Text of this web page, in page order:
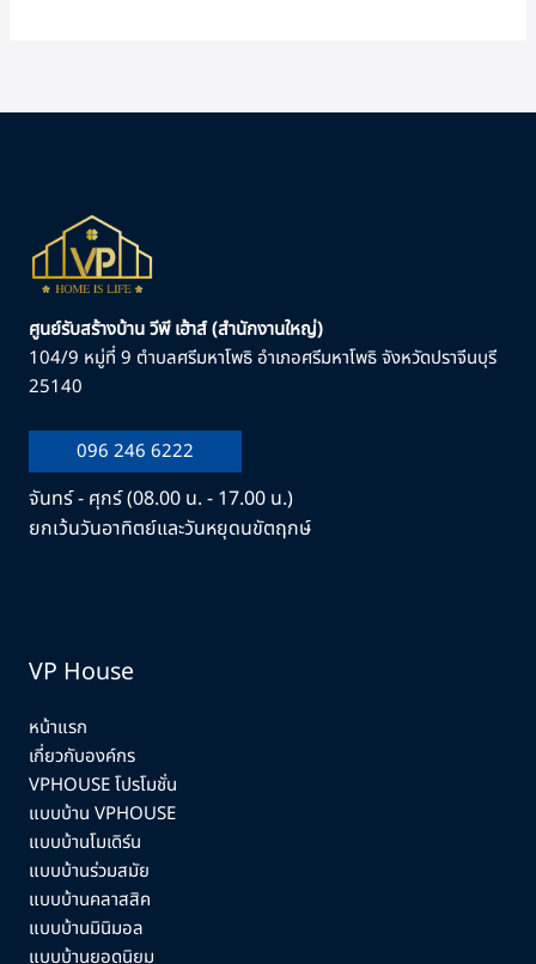
ศูนย์รับสร้างบ้าน วีพี เฮ้าส์ (สำนักงานใหญ่)
104/9 หมู่ที่ 9 ตำบลศรีมหาโพธิ อำเภอศรีมหาโพธิ จังหวัดปราจีนบุรี
25140
096 246 6222
จันทร์ - ศุกร์ (08.00 น. - 17.00 น.)
ยกเว้นวันอาทิตย์และวันหยุดนขัตฤกษ์
VP House
หน้าแรก
เกี่ยวกับองค์กร
VPHOUSE โปรโมชั่น
แบบบ้าน VPHOUSE
แบบบ้านโมเดิร์น
แบบบ้านร่วมสมัย
แบบบ้านคลาสสิค
แบบบ้านมินิมอล
แบบบ้านยอดนิยม